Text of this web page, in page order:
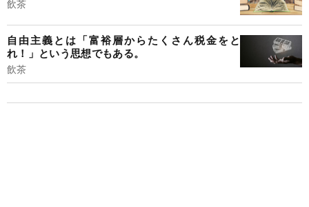
飲茶
自由主義とは「富裕層からたくさん税金をと
れ！」という思想でもある。
飲茶